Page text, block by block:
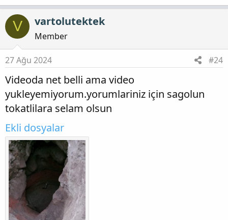
V vartolutektek
Member
27 Ağu 2024 #24
Videoda net belli ama video
yukleyemiyorum.yorumlariniz için sagolun
tokatlilara selam olsun
Ekli dosyalar